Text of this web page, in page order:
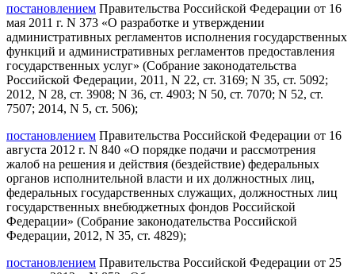
постановлением Правительства Российской Федерации от 16
мая 2011 г. N 373 «О разработке и утверждении
административных регламентов исполнения государственных
функций и административных регламентов предоставления
государственных услуг» (Собрание законодательства
Российской Федерации, 2011, N 22, ст. 3169; N 35, ст. 5092;
2012, N 28, ст. 3908; N 36, ст. 4903; N 50, ст. 7070; N 52, ст.
7507; 2014, N 5, ст. 506);
постановлением Правительства Российской Федерации от 16
августа 2012 г. N 840 «О порядке подачи и рассмотрения
жалоб на решения и действия (бездействие) федеральных
органов исполнительной власти и их должностных лиц,
федеральных государственных служащих, должностных лиц
государственных внебюджетных фондов Российской
Федерации» (Собрание законодательства Российской
Федерации, 2012, N 35, ст. 4829);
постановлением Правительства Российской Федерации от 25